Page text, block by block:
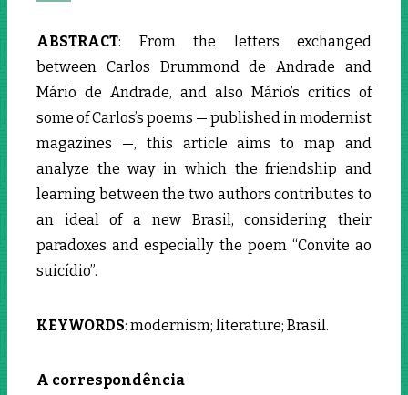
ABSTRACT: From the letters exchanged
between Carlos Drummond de Andrade and
Mário de Andrade, and also Mário’s critics of
some of Carlos’s poems — published in modernist
magazines —, this article aims to map and
analyze the way in which the friendship and
learning between the two authors contributes to
an ideal of a new Brasil, considering their
paradoxes and especially the poem “Convite ao
suicídio”.
KEYWORDS: modernism; literature; Brasil.
A correspondência